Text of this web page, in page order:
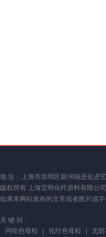
地 址：上海市崇明区新河镇进化进
版权所有 上海宝明化纤原料有限公
如果本网站发布的文章或者图片或
关 键 词：
丙纶色母粒
化纤色母粒 无